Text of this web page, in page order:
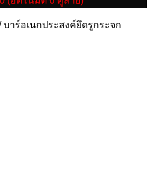
บาร์อเนกประสงค์ยึดรูกระจก